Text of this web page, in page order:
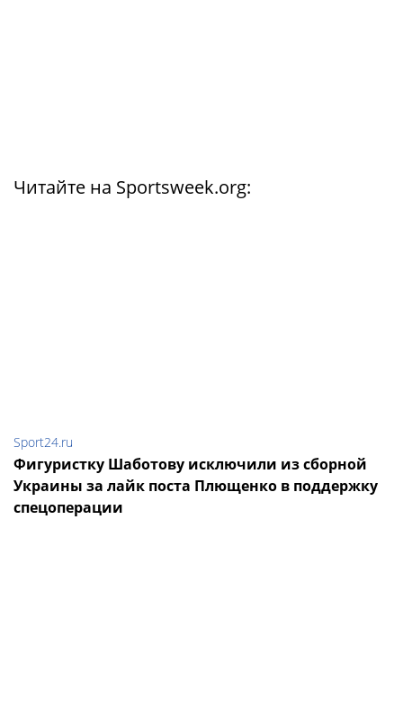
Читайте на Sportsweek.org:
Sport24.ru
Фигуристку Шаботову исключили из сборной
Украины за лайк поста Плющенко в поддержку
спецоперации